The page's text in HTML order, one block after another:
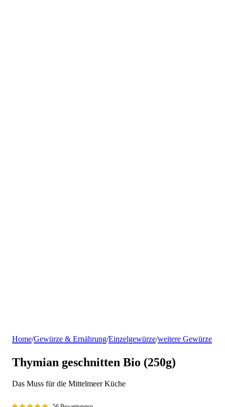
Home/Gewürze & Ernährung/Einzelgewürze/weitere Gewürze
Thymian geschnitten Bio (250g)
Das Muss für die Mittelmeer Küche